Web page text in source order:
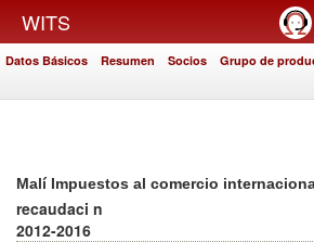
WITS
Datos Básicos Resumen Socios Grupo de
Malí Impuestos al comercio
recaudaci n
2012-2016